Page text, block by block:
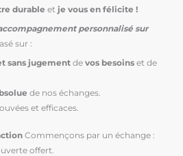
durable et je vous en félicite !
personnalisé sur
sur :
sans jugement de vos besoins et de
de nos échanges.
et efficaces.
Commençons par un échange :
offert.